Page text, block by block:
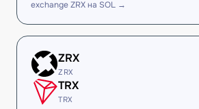
exchange ZRX на SOL →
ZRX
ZRX
TRX
TRX